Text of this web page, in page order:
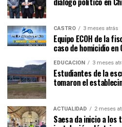
CASTRO 3 meses atrás
Equipo ECOH de la
caso de homicidio en
EDUCACIÓN 3 meses
Estudiantes de la
tomaron el
ACTUALIDAD 2 meses
Saesa da inicio a